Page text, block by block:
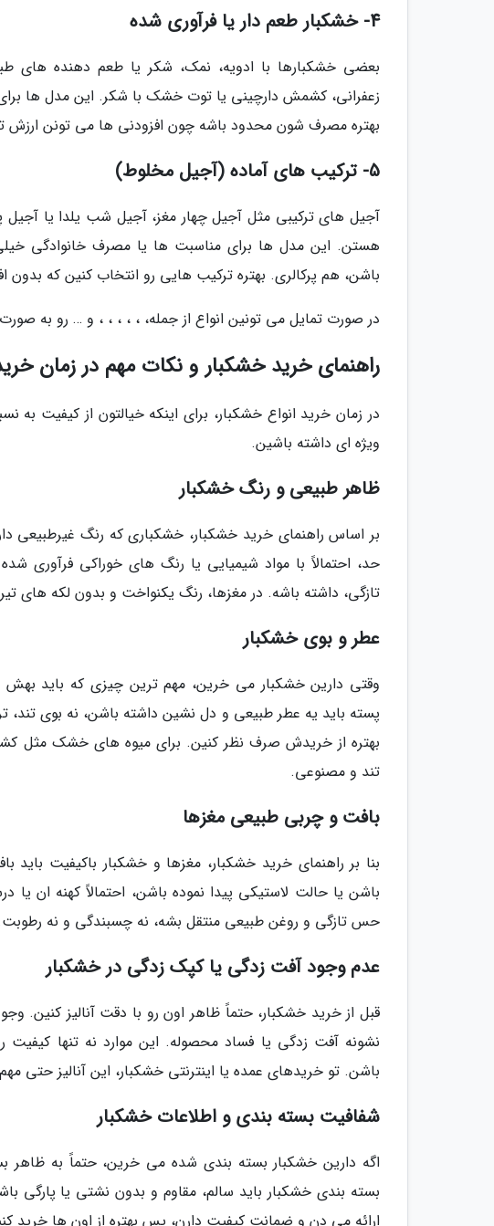
4- خشکبار طعم دار یا فرآوری شده
بعضی خشکبارها با ادویه، نمک، شکر یا طعم دهنده های
زعفرانی، کشمش دارچینی یا توت خشک با شکر. این مدل ها
بهتره مصرف شون محدود باشه چون افزودنی ها می تونن
5- ترکیب های آماده (آجیل مخلوط)
آجیل های ترکیبی مثل آجیل چهار مغز، آجیل شب یلدا یا
هستن. این مدل ها برای مناسبت ها یا مصرف خانوادگی
باشن، هم پرکالری. بهتره ترکیب هایی رو انتخاب کنین که
در صورت تمایل می تونین انواع از جمله، ، ، ، ، ، و … رو به
راهنمای خرید خشکبار و نکات مهم در زمان
در زمان خرید انواع خشکبار، برای اینکه خیالتون از کیفیت
ویژه ای داشته باشین.
ظاهر طبیعی و رنگ خشکبار
بر اساس راهنمای خرید خشکبار، خشکباری که رنگ غیرطبیعی
حد، احتمالاً با مواد شیمیایی یا رنگ های خوراکی فرآوری
تازگی، داشته باشه. در مغزها، رنگ یکنواخت و بدون لکه های
عطر و بوی خشکبار
وقتی دارین خشکبار می خرین، مهم ترین چیزی که باید بهش
پسته باید یه عطر طبیعی و دل نشین داشته باشن، نه بوی
بهتره از خریدش صرف نظر کنین. برای میوه های خشک مثل
تند و مصنوعی.
بافت و چربی طبیعی مغزها
بنا بر راهنمای خرید خشکبار، مغزها و خشکبار باکیفیت
باشن یا حالت لاستیکی پیدا نموده باشن، احتمالاً کهنه ان
حس تازگی و روغن طبیعی منتقل بشه، نه چسبندگی و نه رطوبت.
عدم وجود آفت زدگی یا کپک زدگی در خشکبار
قبل از خرید خشکبار، حتماً ظاهر اون رو با دقت آنالیز کنین.
نشونه آفت زدگی یا فساد محصوله. این موارد نه تنها
باشن. تو خریدهای عمده یا اینترنتی خشکبار، این آنالیز حتی
شفافیت بسته بندی و اطلاعات خشکبار
اگه دارین خشکبار بسته بندی شده می خرین، حتماً به ظاهر
بسته بندی خشکبار باید سالم، مقاوم و بدون نشتی یا پارگی
ارائه می دن و ضمانت کیفیت دارن، پس بهتره از اون ها خرید